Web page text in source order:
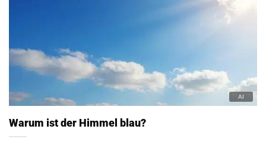
Warum ist der Himmel blau?